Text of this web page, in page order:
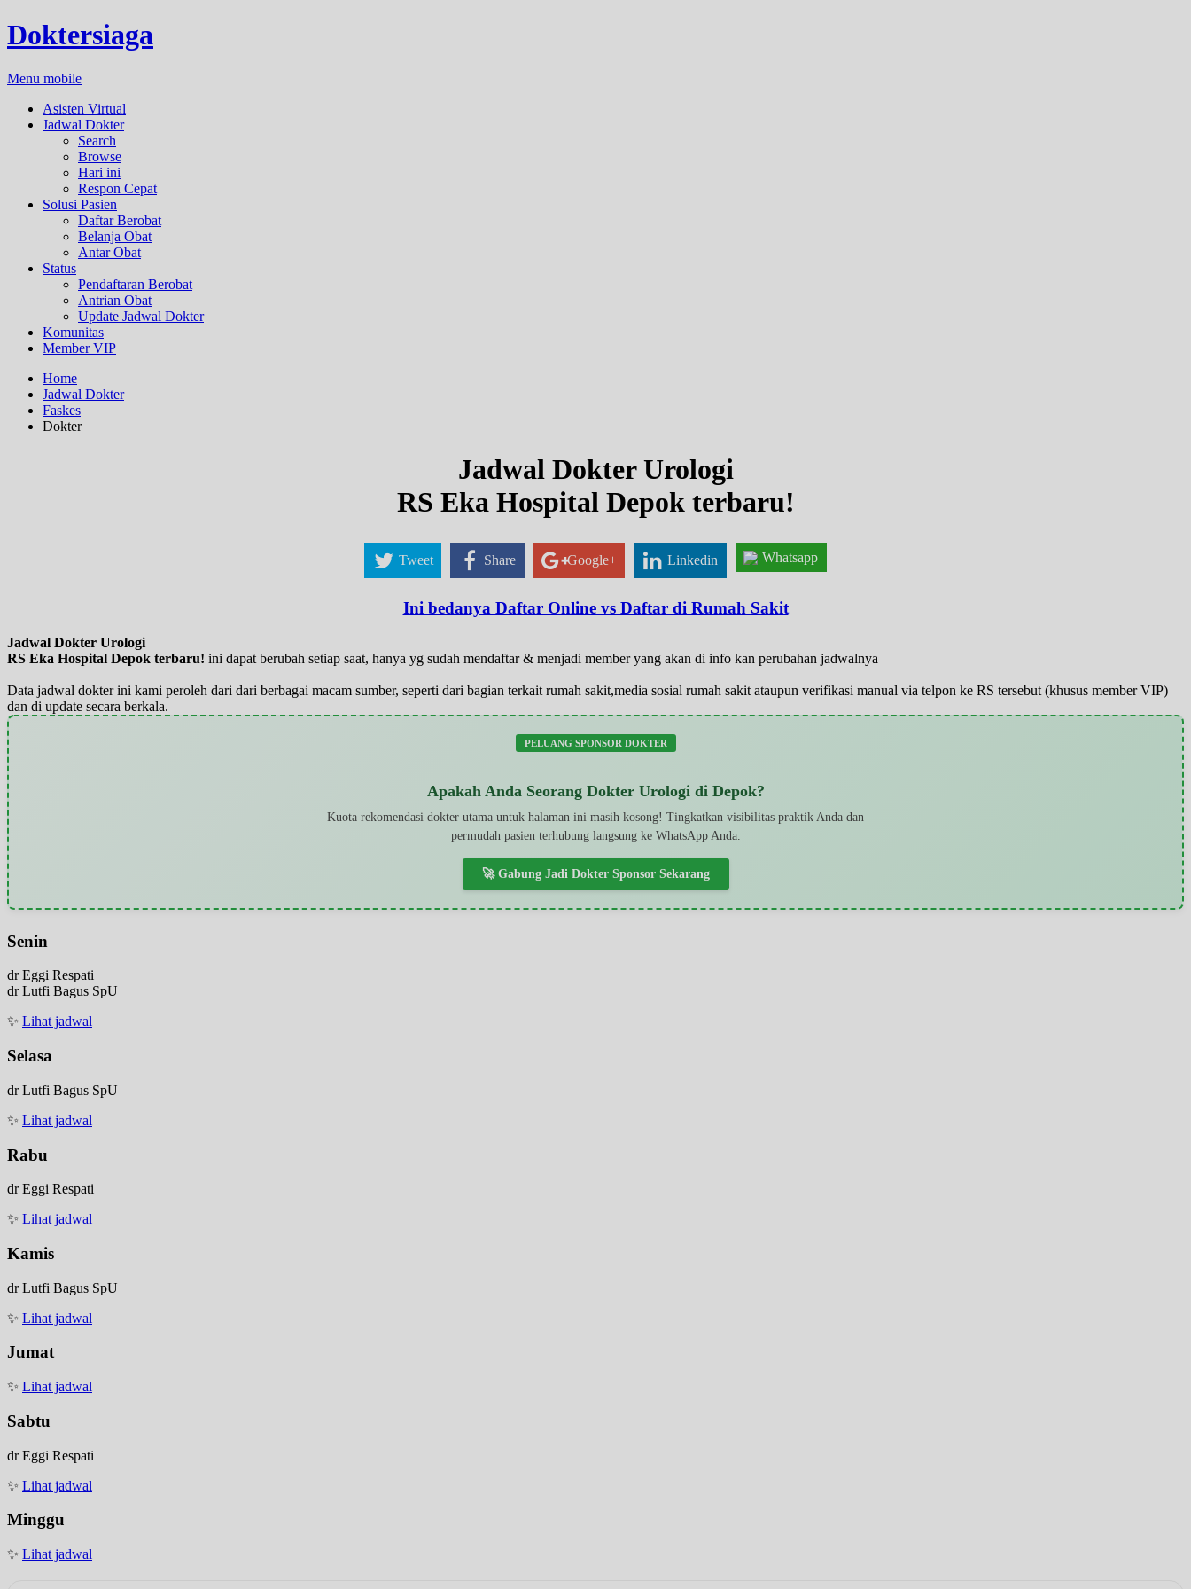
Doktersiaga
Menu mobile
Asisten Virtual
Jadwal Dokter
Search
Browse
Hari ini
Respon Cepat
Solusi Pasien
Daftar Berobat
Belanja Obat
Antar Obat
Status
Pendaftaran Berobat
Antrian Obat
Update Jadwal Dokter
Komunitas
Member VIP
Home
Jadwal Dokter
Faskes
Dokter
Jadwal Dokter Urologi
RS Eka Hospital Depok terbaru!
Tweet Share Google+ Linkedin Whatsapp
Ini bedanya Daftar Online vs Daftar di Rumah Sakit
Jadwal Dokter Urologi
RS Eka Hospital Depok terbaru! ini dapat berubah setiap saat, hanya yg sudah mendaftar & menjadi member yang akan di info kan perubahan jadwalnya
Data jadwal dokter ini kami peroleh dari dari berbagai macam sumber, seperti dari bagian terkait rumah sakit,media sosial rumah sakit ataupun verifikasi manual via telpon ke RS tersebut (khusus member VIP)
dan di update secara berkala.
PELUANG SPONSOR DOKTER
Apakah Anda Seorang Dokter Urologi di Depok?
Kuota rekomendasi dokter utama untuk halaman ini masih kosong! Tingkatkan visibilitas praktik Anda dan
permudah pasien terhubung langsung ke WhatsApp Anda.
🚀 Gabung Jadi Dokter Sponsor Sekarang
Senin
dr Eggi Respati
dr Lutfi Bagus SpU
✨ Lihat jadwal
Selasa
dr Lutfi Bagus SpU
✨ Lihat jadwal
Rabu
dr Eggi Respati
✨ Lihat jadwal
Kamis
dr Lutfi Bagus SpU
✨ Lihat jadwal
Jumat
✨ Lihat jadwal
Sabtu
dr Eggi Respati
✨ Lihat jadwal
Minggu
✨ Lihat jadwal